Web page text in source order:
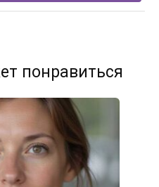
понравиться